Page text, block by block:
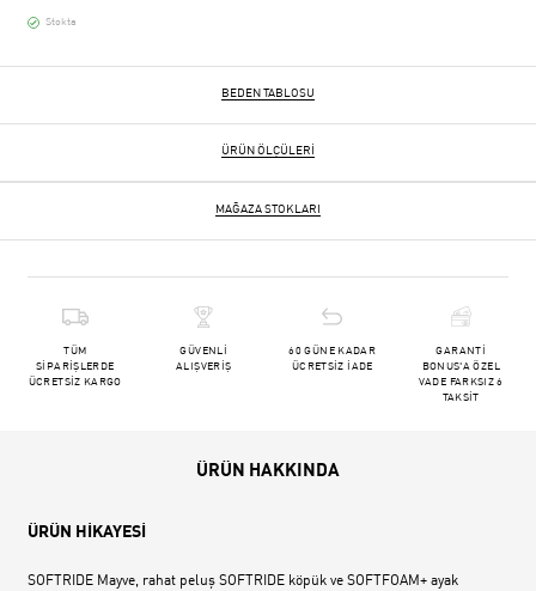
Stokta
BEDEN TABLOSU
ÜRÜN ÖLÇÜLERI
MAĞAZA STOKLARI
TÜM
SİPARİŞLERDE
ÜCRETSİZ KARGO
GÜVENLİ
ALIŞVERİŞ
60 GÜNE KADAR
ÜCRETSİZ İADE
GARANTİ
BONUS'A ÖZEL
VADE FARKSIZ 6
TAKSİT
ÜRÜN HAKKINDA
ÜRÜN HİKAYESİ
SOFTRIDE Mayve, rahat peluş SOFTRIDE köpük ve SOFTFOAM+ ayak